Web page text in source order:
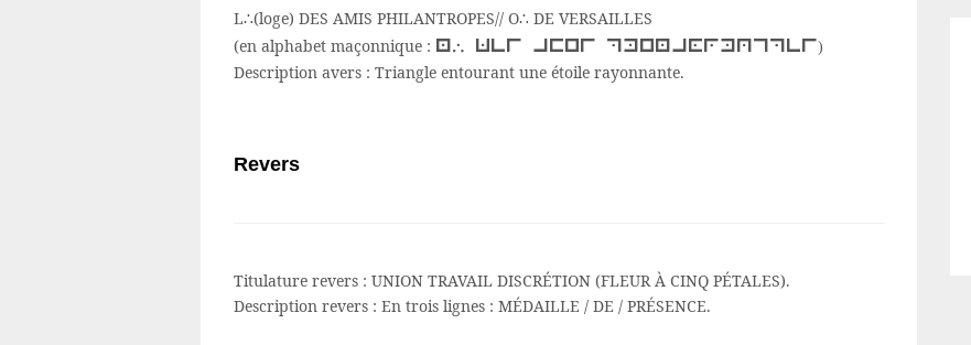
L∴(loge) DES AMIS PHILANTROPES// O∴ DE VERSAILLES
(en alphabet maçonnique : l∴ des amis philanthropes)
Description avers : Triangle entourant une étoile rayonnante.
Revers
Titulature revers : UNION TRAVAIL DISCRÉTION (FLEUR À CINQ PÉTALES).
Description revers : En trois lignes : MÉDAILLE / DE / PRÉSENCE.